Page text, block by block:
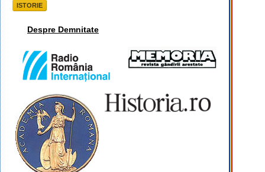
ISTORIE
Despre Demnitate